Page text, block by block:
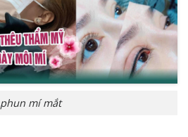
phun mí mắt